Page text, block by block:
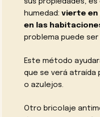
humedad:vierte en
en las
problema puede
Este método
que se verá atraída
o azulejos.
Otro bricolaje